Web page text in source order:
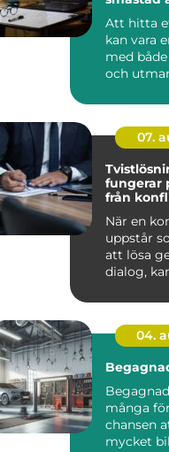
Att hitta
kan vara
med
och
07.
fungerar
från
När en
uppstår
att lösa
dialog,
tidskräva...
04.
många
chansen
mycket